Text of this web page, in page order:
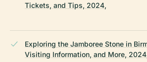
Tickets, and Tips, 2024,
Exploring the Jamboree Stone in
Visiting Information, and More,